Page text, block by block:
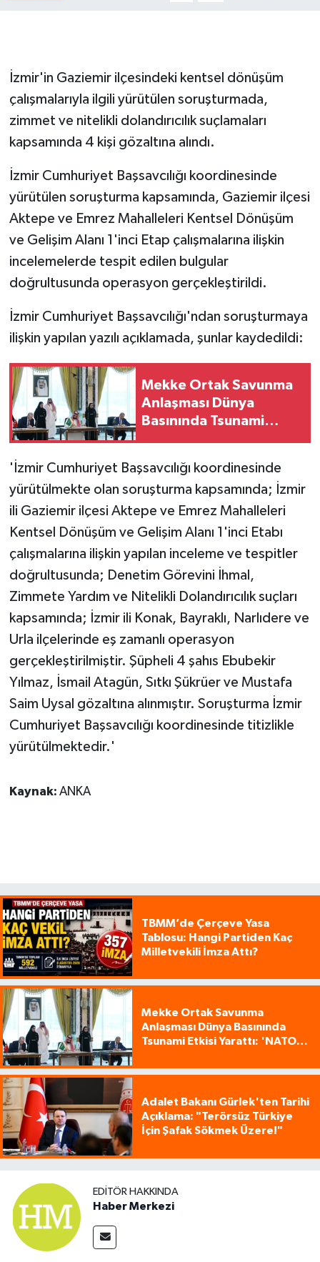
İzmir'in Gaziemir ilçesindeki kentsel dönüşüm
çalışmalarıyla ilgili yürütülen soruşturmada,
zimmet ve nitelikli dolandırıcılık suçlamaları
kapsamında 4 kişi gözaltına alındı.
İzmir Cumhuriyet Başsavcılığı koordinesinde
yürütülen soruşturma kapsamında, Gaziemir ilçesi
Aktepe ve Emrez Mahalleleri Kentsel Dönüşüm
ve Gelişim Alanı 1'inci Etap çalışmalarına ilişkin
incelemelerde tespit edilen bulgular
doğrultusunda operasyon gerçekleştirildi.
İzmir Cumhuriyet Başsavcılığı'ndan soruşturmaya
ilişkin yapılan yazılı açıklamada, şunlar kaydedildi:
Mekke Ortak Savunma
Anlaşması Dünya
Basınında Tsunami
'İzmir Cumhuriyet Başsavcılığı koordinesinde
yürütülmekte olan soruşturma kapsamında; İzmir
ili Gaziemir ilçesi Aktepe ve Emrez Mahalleleri
Kentsel Dönüşüm ve Gelişim Alanı 1'inci Etabı
çalışmalarına ilişkin yapılan inceleme ve tespitler
doğrultusunda; Denetim Görevini İhmal,
Zimmete Yardım ve Nitelikli Dolandırıcılık suçları
kapsamında; İzmir ili Konak, Bayraklı, Narlıdere ve
Urla ilçelerinde eş zamanlı operasyon
gerçekleştirilmiştir. Şüpheli 4 şahıs Ebubekir
Yılmaz, İsmail Atagün, Sıtkı Şükrüer ve Mustafa
Saim Uysal gözaltına alınmıştır. Soruşturma İzmir
Cumhuriyet Başsavcılığı koordinesinde titizlikle
yürütülmektedir.'
Kaynak: ANKA
TBMM’de Çerçeve Yasa
Tablosu: Hangi Partiden Kaç
Milletvekili İmza Attı?
Mekke Ortak Savunma
Anlaşması Dünya Basınında
Tsunami Etkisi Yarattı: 'NATO
Adalet Bakanı Gürlek'ten Tarihi
Açıklama: "Terörsüz Türkiye
İçin Şafak Sökmek Üzere!"
EDITÖR HAKKINDA
Haber Merkezi